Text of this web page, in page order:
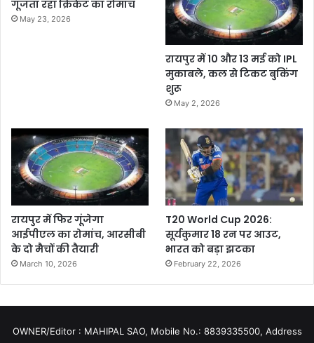
गूंजता रहा क्रिकेट का रोमांच
May 23, 2026
रायपुर में 10 और 13 मई को IPL
मुकाबले, कल से टिकट बुकिंग
शुरू
May 2, 2026
रायपुर में फिर गूंजेगा
आईपीएल का रोमांच, आरसीबी
के दो मैचों की तैयारी
March 10, 2026
T20 World Cup 2026:
सूर्यकुमार 18 रन पर आउट,
भारत को बड़ा झटका
February 22, 2026
OWNER/Editor : MAHIPAL SAO, Mobile No.: 8839335500, Address